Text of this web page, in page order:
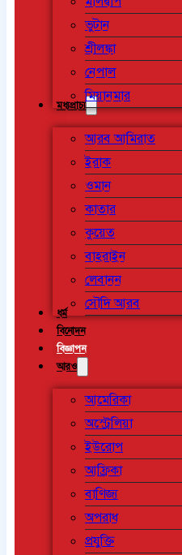
ভুটান
শ্রীলঙ্কা
নেপাল
মিয়ানমার
মধ্যপ্রাচ্য
আরব আমিরাত
ইরাক
ওমান
কাতার
কুয়েত
বাহরাইন
লেবানন
সৌদি আরব
ধর্ম
বিনোদন
বিজ্ঞাপন
আরও
আমেরিকা
অস্ট্রেলিয়া
ইউরোপ
আফ্রিকা
বাণিজ্য
অপরাধ
প্রযুক্তি